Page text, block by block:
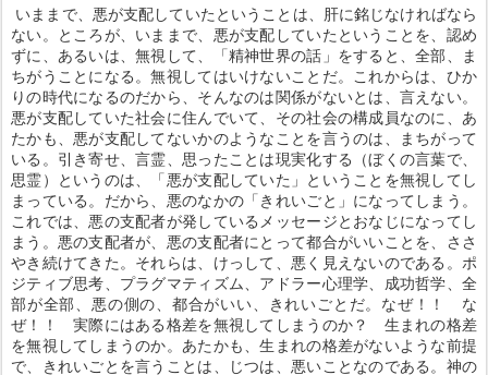
いままで、悪が支配していたということは、肝に銘じなければなら
ない。ところが、いままで、悪が支配していたということを、認め
ずに、あるいは、無視して、「精神世界の話」をすると、全部、ま
ちがうことになる。無視してはいけないことだ。これからは、ひか
りの時代になるのだから、そんなのは関係がないとは、言えない。
悪が支配していた社会に住んでいて、その社会の構成員なのに、あ
たかも、悪が支配してないかのようなことを言うのは、まちがって
いる。引き寄せ、言霊、思ったことは現実化する（ぼくの言葉で、
思霊）というのは、「悪が支配していた」ということを無視してし
まっている。だから、悪のなかの「きれいごと」になってしまう。
これでは、悪の支配者が発しているメッセージとおなじになってし
まう。悪の支配者が、悪の支配者にとって都合がいいことを、ささ
やき続けてきた。それらは、けっして、悪く見えないのである。ポ
ジティブ思考、プラグマティズム、アドラー心理学、成功哲学、全
部が全部、悪の側の、都合がいい、きれいごとだ。なぜ！！ な
ぜ！！ 実際にはある格差を無視してしまうのか？ 生まれの格差
を無視してしまうのか。あたかも、生まれの格差がないような前提
で、きれいごとを言うことは、じつは、悪いことなのである。神の